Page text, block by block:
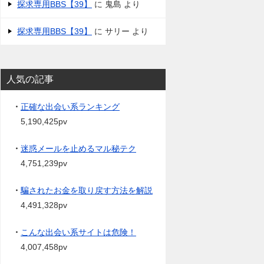
探求専用BBS【39】 に 鬼島 より
探求専用BBS【39】 に サリー より
人気の記事
・ 正確な出会い系ランキング
5,190,425pv
・ 迷惑メールを止めるマル秘テク
4,751,239pv
・ 騙されたお金を取り戻す方法を解説
4,491,328pv
・ こんな出会い系サイトは危険！
4,007,458pv